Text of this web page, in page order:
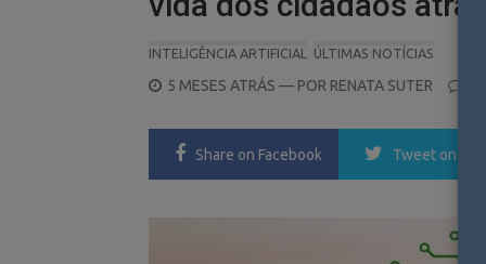
INTELIGÊNCIA ARTIFICIAL ÚLTIMAS NOTÍCIAS
POSTED
5 MESES ATRÁS — POR RENATA SUTER
Share on Facebook Tweet on